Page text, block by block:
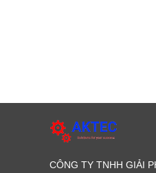
CÔNG TY TNHH GIẢI